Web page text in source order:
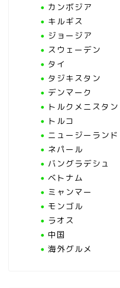
カンボジア
キルギス
ジョージア
スウェーデン
タイ
タジキスタン
デンマーク
トルクメニスタン
トルコ
ニュージーランド
ネパール
バングラデシュ
ベトナム
ミャンマー
モンゴル
ラオス
中国
海外グルメ